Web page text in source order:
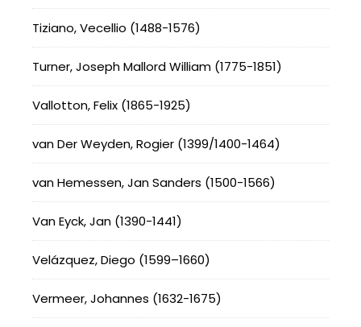
Tiziano, Vecellio (1488-1576)
Turner, Joseph Mallord William (1775-1851)
Vallotton, Felix (1865-1925)
van Der Weyden, Rogier (1399/1400-1464)
van Hemessen, Jan Sanders (1500-1566)
Van Eyck, Jan (1390-1441)
Velázquez, Diego (1599–1660)
Vermeer, Johannes (1632-1675)